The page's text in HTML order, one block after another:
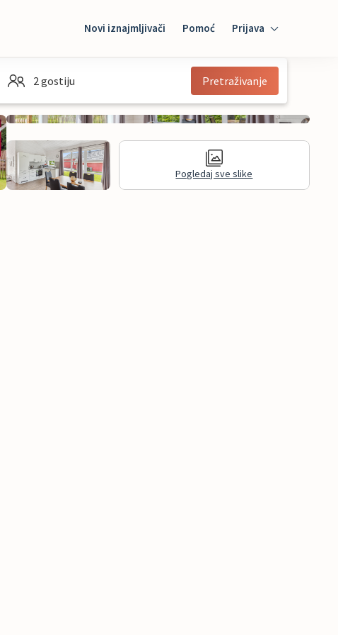
Novi iznajmljivači Pomoć Prijava
Mybooking
2 gostiju Pretraživanje
Pogledaj sve slike